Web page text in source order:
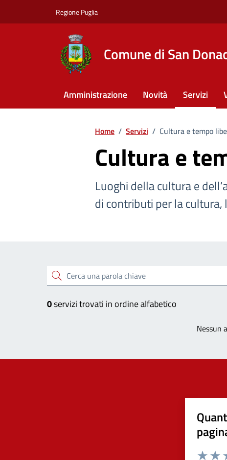
Regione Puglia
Comune di San
Amministrazione Novità Servizi
Home / Servizi / Cultura e tempo
Cultura e
Luoghi della cultura e
di contributi per la
Cerca una parola chiave
0servizi trovati in ordine alfabetico
Nessun